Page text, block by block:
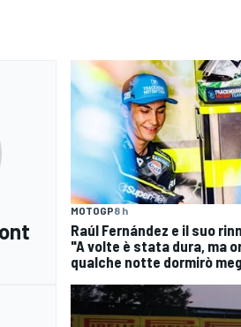
MOTOGP8 h
Raúl Fernández e il suo
"A volte è stata dura, ma
qualche notte dormirò